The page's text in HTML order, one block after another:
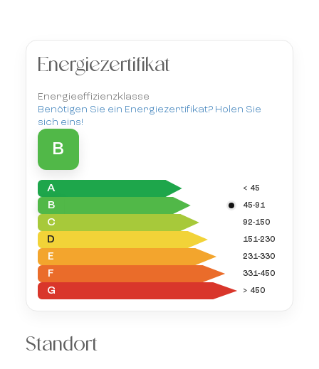
Energiezertifikat
Energieeffizienzklasse
Benötigen Sie ein Energiezertifikat? Holen Sie
sich eins!
B
A < 45
B 45-91
C 92-150
D 151-230
E 231-330
F 331-450
G > 450
Standort